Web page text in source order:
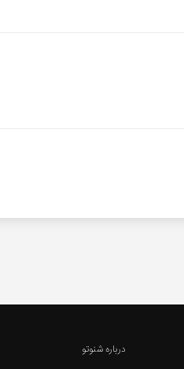
درباره شنوتو